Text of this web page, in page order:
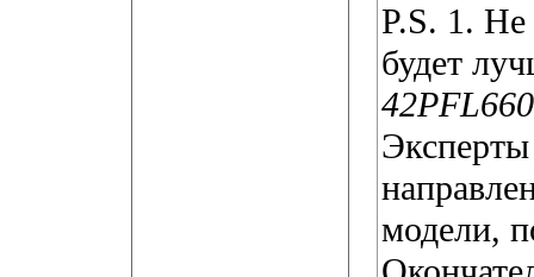
P.S. 1. Не
будет
модели,